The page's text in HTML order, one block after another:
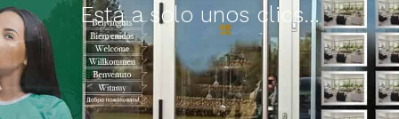
Está a solo unos clics...